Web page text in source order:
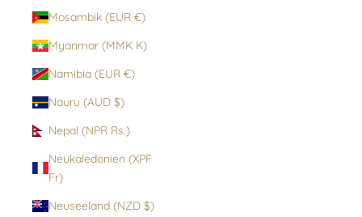
Mosambik (EUR €)
Myanmar (MMK K)
Namibia (EUR €)
Nauru (AUD $)
Nepal (NPR Rs.)
Neukaledonien (XPF
Fr)
Neuseeland (NZD $)